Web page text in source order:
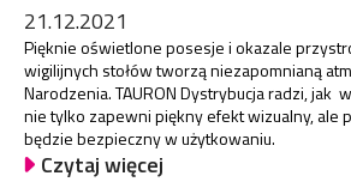
21.12.2021
Pięknie oświetlone posesje i okazale
wigilijnych stołów tworzą niezapomnianą
Narodzenia. TAURON Dystrybucja radzi, jak
nie tylko zapewni piękny efekt wizualny, ale
będzie bezpieczny w użytkowaniu.
Czytaj więcej